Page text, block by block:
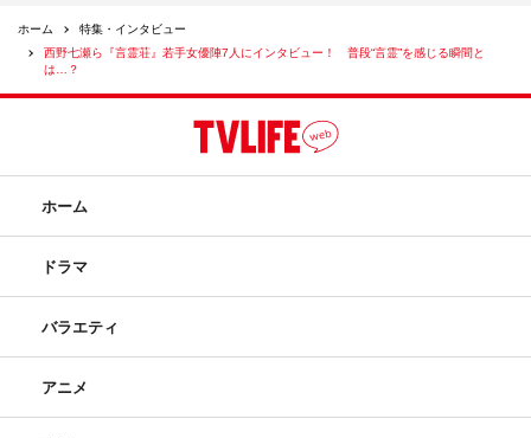
ホーム
特集・インタビュー
西野七瀬ら『言霊荘』若手女優陣7人にインタビュー！ 普段“言霊”を感じる瞬間と
は…？
ホーム
ドラマ
バラエティ
アニメ